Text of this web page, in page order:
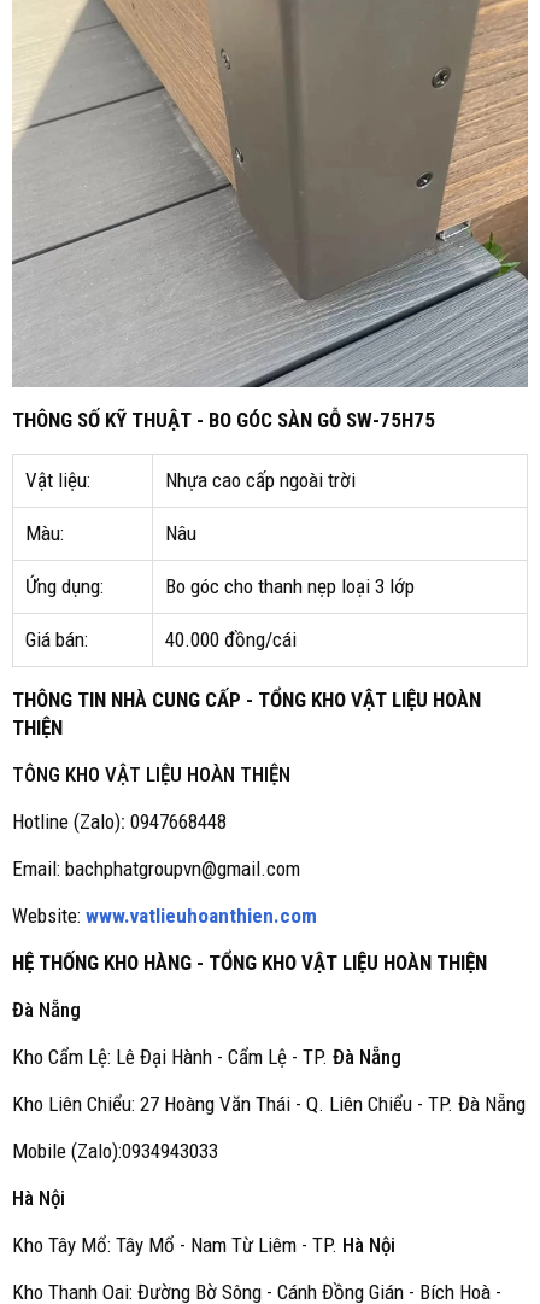
THÔNG SỐ KỸ THUẬT - BO GÓC SÀN GỖ SW-75H75
Vật liệu: Nhựa cao cấp ngoài trời
Màu: Nâu
Ứng dụng: Bo góc cho thanh nẹp loại 3 lớp
Giá bán: 40.000 đồng/cái
THÔNG TIN NHÀ CUNG CẤP - TỔNG KHO VẬT LIỆU HOÀN
THIỆN
TÔNG KHO VẬT LIỆU HOÀN THIỆN
Hotline (Zalo): 0947668448
Email: bachphatgroupvn@gmail.com
Website: www.vatlieuhoanthien.com
HỆ THỐNG KHO HÀNG - TỔNG KHO VẬT LIỆU HOÀN THIỆN
Đà Nẵng
Kho Cẩm Lệ: Lê Đại Hành - Cẩm Lệ - TP. Đà Nẵng
Kho Liên Chiểu: 27 Hoàng Văn Thái - Q. Liên Chiểu - TP. Đà Nẵng
Mobile (Zalo):0934943033
Hà Nội
Kho Tây Mổ: Tây Mổ - Nam Từ Liêm - TP. Hà Nội
Kho Thanh Oai: Đường Bờ Sông - Cánh Đồng Gián - Bích Hoà -